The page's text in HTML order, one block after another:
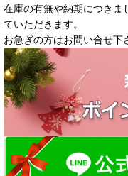
在庫の有無や納期につきま
ていただきます。
お急ぎの方はお問い合せ下